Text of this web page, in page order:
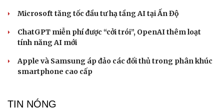
Microsoft tăng tốc đầu tư hạ tầng AI tại Ấn Độ
ChatGPT miễn phí được “cởi trói”, OpenAI thêm loạt
tính năng AI mới
Apple và Samsung áp đảo các đối thủ trong phân khúc
smartphone cao cấp
TIN NÓNG